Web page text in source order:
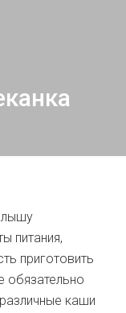
питания,
приготовить
обязательно
каши